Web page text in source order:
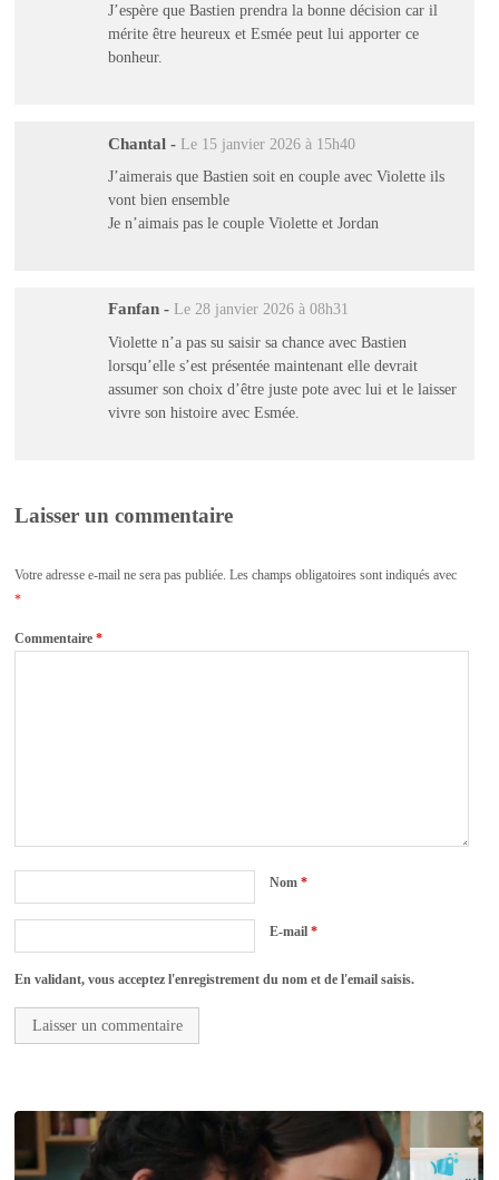
J’espère que Bastien prendra la bonne décision car il
mérite être heureux et Esmée peut lui apporter ce
bonheur.
Chantal - Le 15 janvier 2026 à 15h40
J’aimerais que Bastien soit en couple avec Violette ils
vont bien ensemble
Je n’aimais pas le couple Violette et Jordan
Fanfan - Le 28 janvier 2026 à 08h31
Violette n’a pas su saisir sa chance avec Bastien
lorsqu’elle s’est présentée maintenant elle devrait
assumer son choix d’être juste pote avec lui et le laisser
vivre son histoire avec Esmée.
Laisser un commentaire
Votre adresse e-mail ne sera pas publiée. Les champs obligatoires sont indiqués avec
*
Commentaire*
Nom*
E-mail*
En validant, vous acceptez l'enregistrement du nom et de l'email saisis.